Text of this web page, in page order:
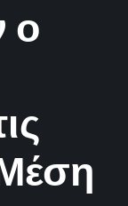
ο
Μέση